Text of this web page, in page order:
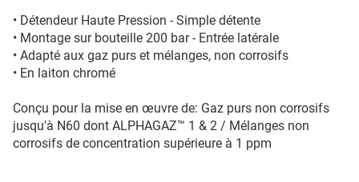
• Détendeur Haute Pression - Simple détente
• Montage sur bouteille 200 bar - Entrée latérale
• Adapté aux gaz purs et mélanges, non corrosifs
• En laiton chromé
Conçu pour la mise en œuvre de: Gaz purs non corrosifs
jusqu'à N60 dont ALPHAGAZ™ 1 & 2 / Mélanges non
corrosifs de concentration supérieure à 1 ppm